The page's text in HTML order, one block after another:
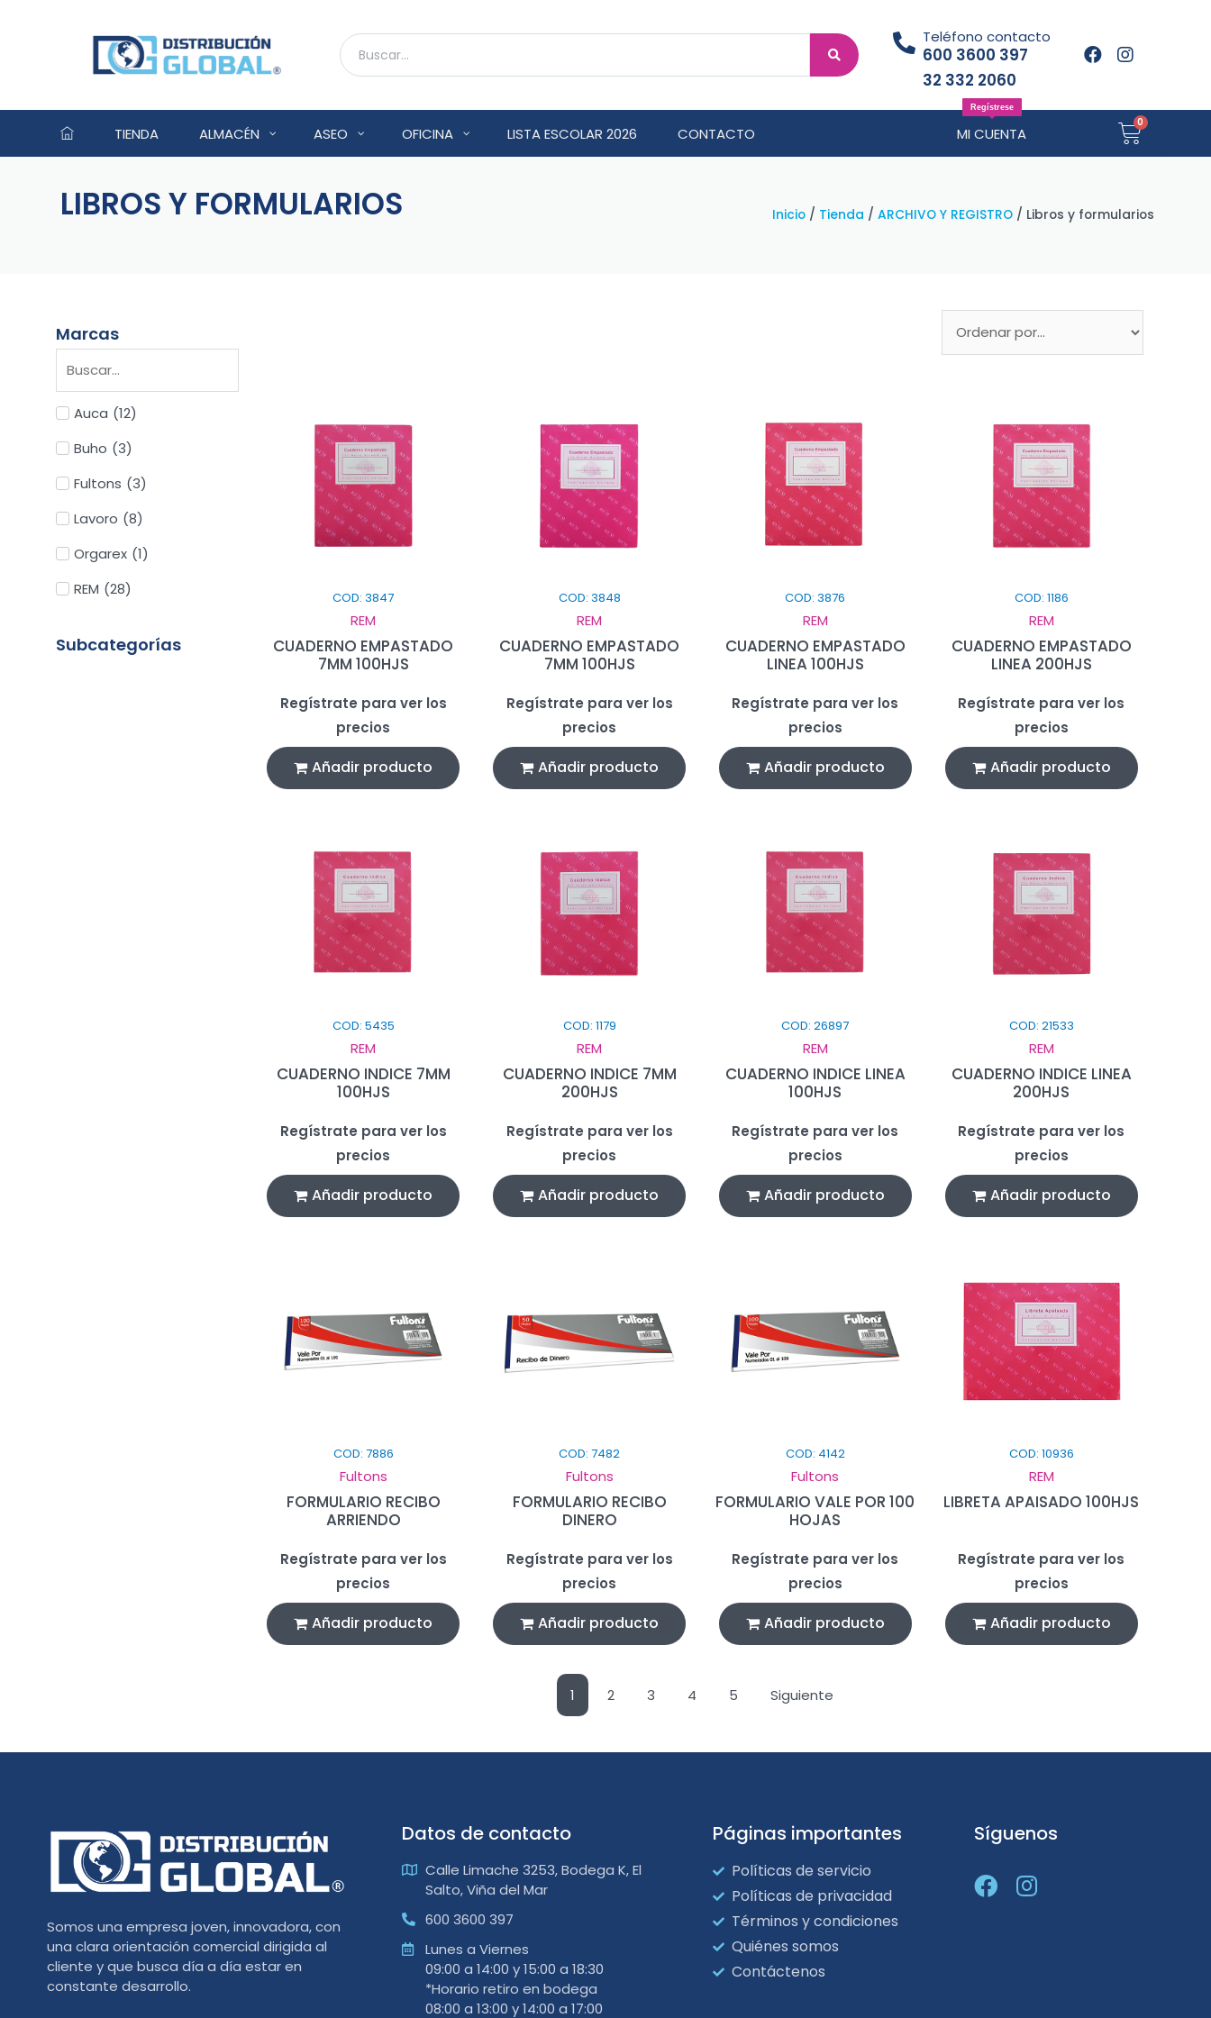
Teléfono contacto
600 3600 397
32 332 2060
MI CUENTA
Regístrese
TIENDA ALMACÉN ASEO OFICINA LISTA ESCOLAR 2026 CONTACTO
LIBROS Y FORMULARIOS Inicio / Tienda /ARCHIVO Y REGISTRO / Libros y formularios
Marcas
Auca (12)
Buho (3)
Fultons (3)
Lavoro (8)
Orgarex (1)
REM (28)
Subcategorías
COD: 3847
REM
CUADERNO EMPASTADO
7MM 100HJS
Regístrate para ver los
precios
Añadir producto
COD: 3848
REM
CUADERNO EMPASTADO
7MM 100HJS
Regístrate para ver los
precios
Añadir producto
COD: 3876
REM
CUADERNO EMPASTADO
LINEA 100HJS
Regístrate para ver los
precios
Añadir producto
COD: 1186
REM
CUADERNO EMPASTADO
LINEA 200HJS
Regístrate para ver los
precios
Añadir producto
COD: 5435
REM
CUADERNO INDICE 7MM
100HJS
Regístrate para ver los
precios
Añadir producto
COD: 1179
REM
CUADERNO INDICE 7MM
200HJS
Regístrate para ver los
precios
Añadir producto
COD: 26897
REM
CUADERNO INDICE LINEA
100HJS
Regístrate para ver los
precios
Añadir producto
COD: 21533
REM
CUADERNO INDICE LINEA
200HJS
Regístrate para ver los
precios
Añadir producto
COD: 7886
Fultons
FORMULARIO RECIBO
ARRIENDO
Regístrate para ver los
precios
Añadir producto
COD: 7482
Fultons
FORMULARIO RECIBO
DINERO
Regístrate para ver los
precios
Añadir producto
COD: 4142
Fultons
FORMULARIO VALE POR 100
HOJAS
Regístrate para ver los
precios
Añadir producto
COD: 10936
REM
LIBRETA APAISADO 100HJS
Regístrate para ver los
precios
Añadir producto
1 2 3 4 5 Siguiente
Somos una empresa joven, innovadora, con
una clara orientación comercial dirigida al
cliente y que busca día a día estar en
constante desarrollo.
Datos de contacto
Calle Limache 3253, Bodega K, El
Salto, Viña del Mar
600 3600 397
Lunes a Viernes
09:00 a 14:00 y 15:00 a 18:30
*Horario retiro en bodega
08:00 a 13:00 y 14:00 a 17:00
Páginas importantes
Políticas de servicio
Políticas de privacidad
Términos y condiciones
Quiénes somos
Contáctenos
Síguenos